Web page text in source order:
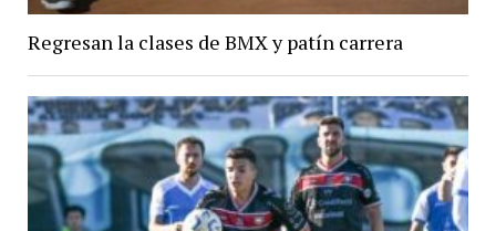
Regresan la clases de BMX y patín carrera